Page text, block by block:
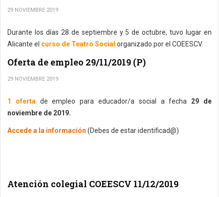
29 NOVIEMBRE 2019
Durante los días 28 de septiembre y 5 de octubre, tuvo lugar en
Alicante el curso de Teatro Social organizado por el COEESCV.
Oferta de empleo 29/11/2019 (P)
29 NOVIEMBRE 2019
1 oferta de empleo para educador/a social a fecha 29 de
noviembre de 2019.
Accede a la información (Debes de estar identificad@)
Atención colegial COEESCV 11/12/2019